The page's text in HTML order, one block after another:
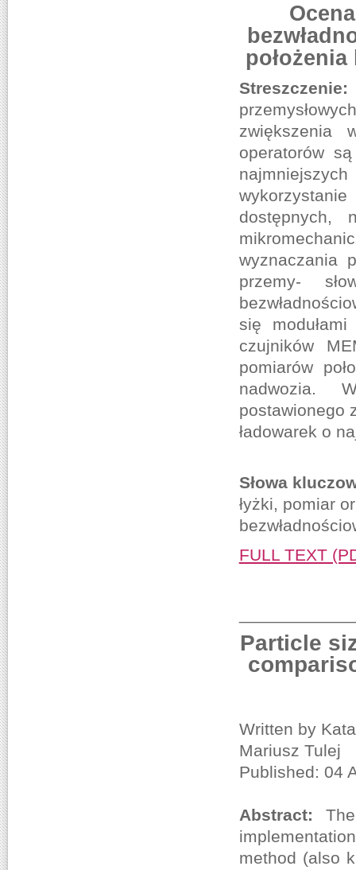
zwiększenia
operatorów
dostępnych,
wyznaczania
przemy-
się
czujników
pomiarów
nadwozia.
postawionego
ładowarek o
Słowa
łyżki, pomiar
FULL TEXT
Particle
Written by
Mariusz Tulej
Published: 04
Abstract:
method (also